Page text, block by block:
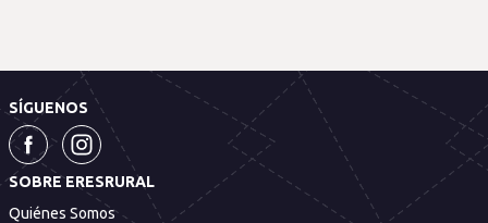
SÍGUENOS
SOBRE ERESRURAL
Quiénes Somos